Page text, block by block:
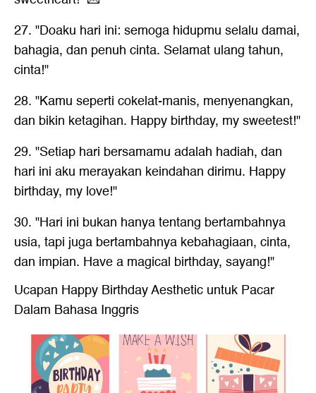
27. "Doaku hari ini: semoga hidupmu selalu damai,
bahagia, dan penuh cinta. Selamat ulang tahun,
cinta!"
28. "Kamu seperti cokelat-manis, menyenangkan,
dan bikin ketagihan. Happy birthday, my sweetest!"
29. "Setiap hari bersamamu adalah hadiah, dan
hari ini aku merayakan keindahan dirimu. Happy
birthday, my love!"
30. "Hari ini bukan hanya tentang bertambahnya
usia, tapi juga bertambahnya kebahagiaan, cinta,
dan impian. Have a magical birthday, sayang!"
Ucapan Happy Birthday Aesthetic untuk Pacar
Dalam Bahasa Inggris